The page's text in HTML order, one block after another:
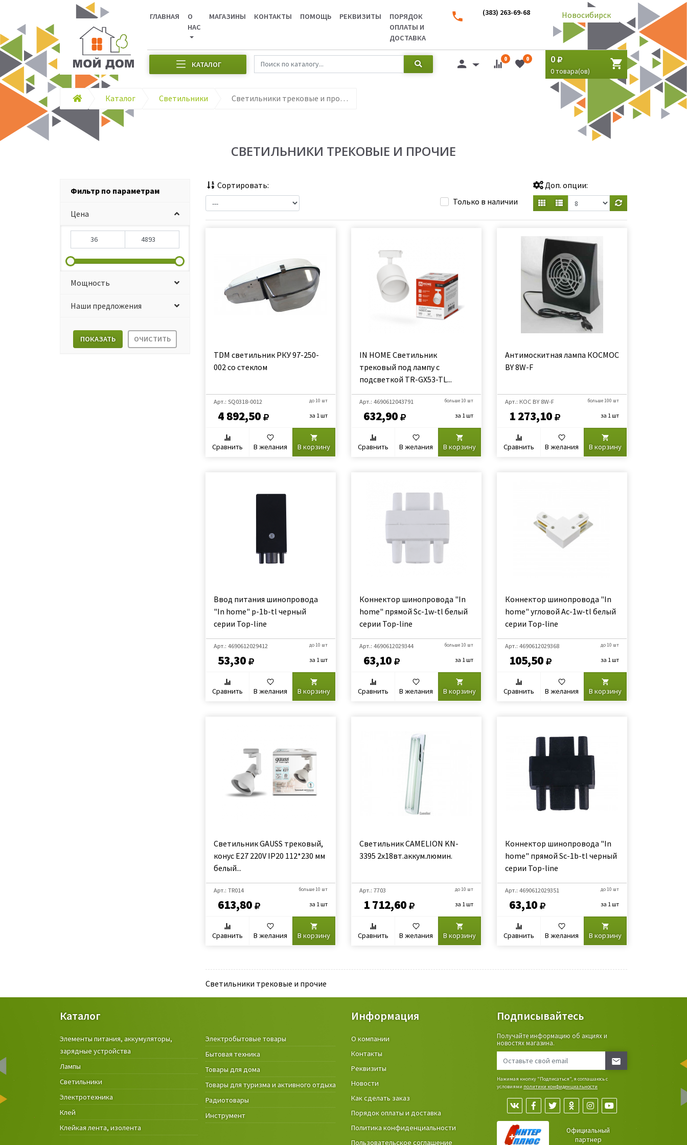
ГЛАВНАЯ
О
НАС
МАГАЗИНЫ КОНТАКТЫ ПОМОЩЬ РЕКВИЗИТЫ
ПОРЯДОК
ОПЛАТЫ И
ДОСТАВКА
(383) 263-69-68 Новосибирск
КАТАЛОГ
0 0 0
0товара(ов)
Каталог Светильники Светильники трековые и прочие
СВЕТИЛЬНИКИ ТРЕКОВЫЕ И ПРОЧИЕ
Фильтр по параметрам
Цена
Мощность
Наши предложения
ПОКАЗАТЬ ОЧИСТИТЬ
Сортировать:
Только в наличии
Доп. опции:
TDM светильник РКУ 97-250-
002 со стеклом
Арт.: SQ0318-0012
4 892,50
до 10 шт
за 1 шт
Сравнить В желания В корзину
IN HOME Светильник
трековый под лампу с
подсветкой TR-GX53-TL...
Арт.: 4690612043791
632,90
больше 10 шт
за 1 шт
Сравнить В желания В корзину
Антимоскитная лампа КОСМОС
BY 8W-F
Арт.: КОС BY 8W-F
1 273,10
больше 100 шт
за 1 шт
Сравнить В желания В корзину
Ввод питания шинопровода
"In home" p-1b-tl черный
серии Top-line
Арт.: 4690612029412
53,30
до 10 шт
за 1 шт
Сравнить В желания В корзину
Коннектор шинопровода "In
home" прямой Sc-1w-tl белый
серии Top-line
Арт.: 4690612029344
63,10
больше 10 шт
за 1 шт
Сравнить В желания В корзину
Коннектор шинопровода "In
home" угловой Ac-1w-tl белый
серии Top-line
Арт.: 4690612029368
105,50
до 10 шт
за 1 шт
Сравнить В желания В корзину
Светильник GAUSS трековый,
конус E27 220V IP20 112*230 мм
белый...
Арт.: TR014
613,80
больше 10 шт
за 1 шт
Сравнить В желания В корзину
Светильник CAMELION KN-
3395 2х18вт.аккум.люмин.
Арт.: 7703
1 712,60
до 10 шт
за 1 шт
Сравнить В желания В корзину
Коннектор шинопровода "In
home" прямой Sc-1b-tl черный
серии Top-line
Арт.: 4690612029351
63,10
до 10 шт
за 1 шт
Сравнить В желания В корзину
Светильники трековые и прочие
Каталог
Элементы питания, аккумуляторы,
зарядные устройства
Лампы
Светильники
Электротехника
Клей
Клейкая лента, изолента
Электробытовые товары
Бытовая техника
Товары для дома
Товары для туризма и активного отдыха
Радиотовары
Инструмент
Крепёжные изделия и строительные
материалы
Товары и инструмент для дачи, сада,
Фонари
Информация
О компании
Контакты
Реквизиты
Новости
Как сделать заказ
Порядок оплаты и доставка
Политика конфиденциальности
Пользовательское соглашение
Подписывайтесь
Получайте информацию об акциях и
новостях магазина.
Нажимая кнопку "Подписаться", я соглашаюсь с
условиями политики конфиденциальности
Официальный
партнер